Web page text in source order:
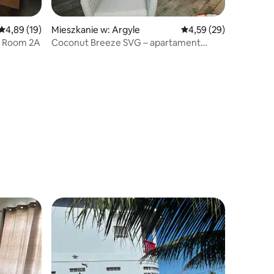
ocena: 4,89 na 5, liczba recenzji: 19
4,89 (19)
2A
Mieszkanie w: Argyle Średnia ocena: 4,59
4,59 (29)
Coconut Breeze SVG – apartament